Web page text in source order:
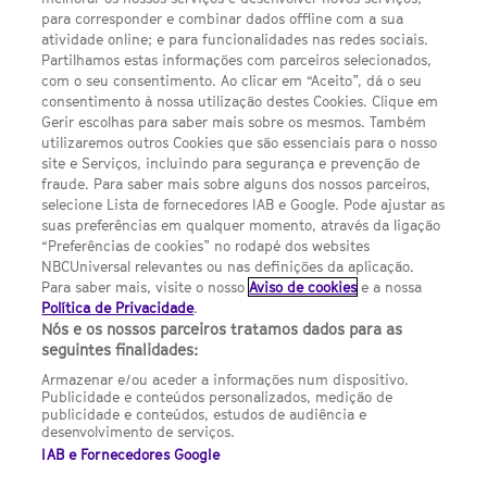
Escolhas de Anúncios
Política de privacidade
Termos E Condições
FILMES
UMA DIVISÃO DA NBCUNIVERSAL
Contact us by email: contact.SYFYPortugal@ncbuni.com
NBC Universal Global Networks España S.L.U. is wholly owned
by Universal Studios International BV
NBC Universal Global Networks, S.L.U. Paseo de la Castellana,
95. Planta 10 Edificio Torre Europa 28046 Madrid B-82227893
SYFY Portugal is subject to Spanish jurisdiction and regulated
para corresponder e combinar dados offline com a sua
atividade online; e para funcionalidades nas redes sociais.
Partilhamos estas informações com parceiros selecionados,
com o seu consentimento. Ao clicar em “Aceito”, dá o seu
consentimento à nossa utilização destes Cookies. Clique em
Gerir escolhas para saber mais sobre os mesmos. Também
utilizaremos outros Cookies que são essenciais para o nosso
site e Serviços, incluindo para segurança e prevenção de
fraude. Para saber mais sobre alguns dos nossos parceiros,
selecione Lista de fornecedores IAB e Google. Pode ajustar as
suas preferências em qualquer momento, através da ligação
“Preferências de cookies” no rodapé dos websites
NBCUniversal relevantes ou nas definições da aplicação.
Para saber mais, visite o nossoAviso de cookies e a nossa
Política de Privacidade.
Nós e os nossos parceiros tratamos dados para as
seguintes finalidades:
Armazenar e/ou aceder a informações num dispositivo.
Publicidade e conteúdos personalizados, medição de
publicidade e conteúdos, estudos de audiência e
desenvolvimento de serviços.
IAB e Fornecedores Google